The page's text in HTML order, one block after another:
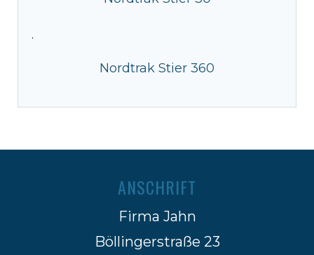
·
Nordtrak Stier 360
ANSCHRIFT
Firma Jahn
Böllingerstraße 23